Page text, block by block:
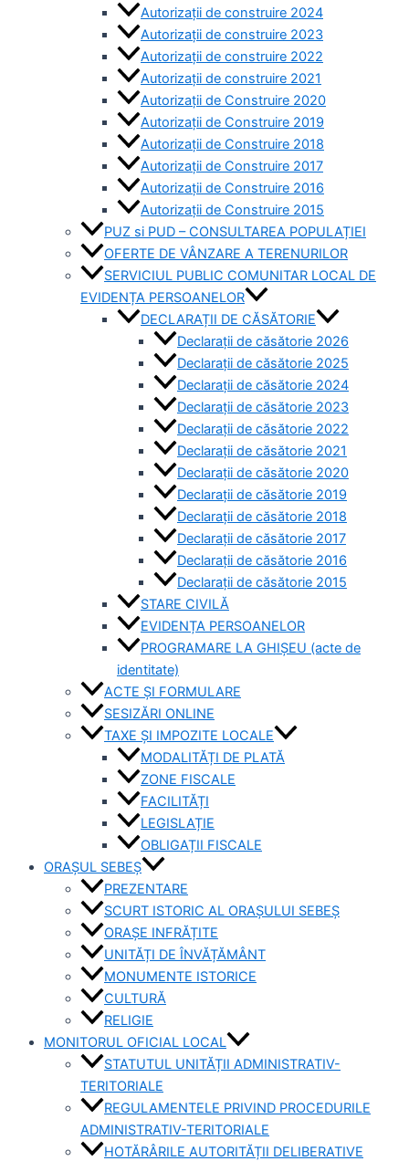
Autorizații de construire 2024
Autorizații de construire 2023
Autorizații de construire 2022
Autorizații de construire 2021
Autorizații de Construire 2020
Autorizații de Construire 2019
Autorizaţii de Construire 2018
Autorizaţii de Construire 2017
Autorizaţii de Construire 2016
Autorizaţii de Construire 2015
PUZ si PUD – CONSULTAREA POPULAȚIEI
OFERTE DE VÂNZARE A TERENURILOR
SERVICIUL PUBLIC COMUNITAR LOCAL DE
EVIDENȚA PERSOANELOR
DECLARAȚII DE CĂSĂTORIE
Declarații de căsătorie 2026
Declarații de căsătorie 2025
Declarații de căsătorie 2024
Declarații de căsătorie 2023
Declarații de căsătorie 2022
Declarații de căsătorie 2021
Declarații de căsătorie 2020
Declarații de căsătorie 2019
Declarații de căsătorie 2018
Declarații de căsătorie 2017
Declarații de căsătorie 2016
Declarații de căsătorie 2015
STARE CIVILĂ
EVIDENȚA PERSOANELOR
PROGRAMARE LA GHIȘEU (acte de
identitate)
ACTE ȘI FORMULARE
SESIZĂRI ONLINE
TAXE ȘI IMPOZITE LOCALE
MODALITĂȚI DE PLATĂ
ZONE FISCALE
FACILITĂȚI
LEGISLAȚIE
OBLIGAȚII FISCALE
ORAȘUL SEBEȘ
PREZENTARE
SCURT ISTORIC AL ORAȘULUI SEBEȘ
ORAȘE INFRĂȚITE
UNITĂȚI DE ÎNVĂȚĂMÂNT
MONUMENTE ISTORICE
CULTURĂ
RELIGIE
MONITORUL OFICIAL LOCAL
STATUTUL UNITĂȚII ADMINISTRATIV-
TERITORIALE
REGULAMENTELE PRIVIND PROCEDURILE
ADMINISTRATIV-TERITORIALE
HOTĂRÂRILE AUTORITĂȚII DELIBERATIVE